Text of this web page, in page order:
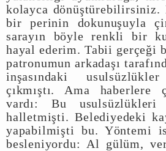
kolayca dönüştürebilirsiniz.
bir perinin dokunuşuyla
sarayın böyle renkli bir
hayal ederim. Tabii gerçeği
patronumun arkadaşı
inşasındaki
çıkmıştı. Ama haberlere
vardı: Bu usulsüzlükleri
halletmişti. Belediyedeki
yapabilmişti bu. Yöntemi
besleniyordu: Al gülüm,